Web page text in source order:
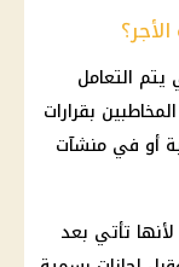
التعامل
بقرارات
أو في منشآت
وتزداد أهمية هذه الإجازة خلال يونيو 2026 لأنها تأتي بعد